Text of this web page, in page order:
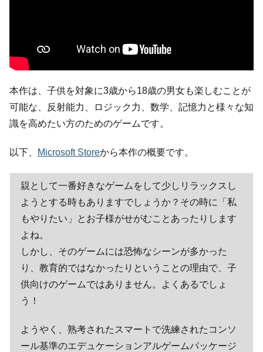
本作は、子供を対象に3歳から18歳の男女も楽しむことが
可能な、反射能力、ロジック力、数学、記憶力と様々な知
識を高めたい方のためのゲームです。
以下、 Microsoft Storeから本作の概要です。
親として一番好きなゲームをして少しリラックスし
ようとする時もありますでしょうか？その時に「私
もやりたい」とお子様がせがむことあったりします
よね。
しかし、そのゲームには恐怖なシーンが多かった
り、教育的ではなかったりということの理由で、子
供向けのゲームではありません。よくあるでしょ
う！
ようやく、熟考されたスマートで洗練されたコンソ
ール基準のエデュケーションアルゲームパッケージ